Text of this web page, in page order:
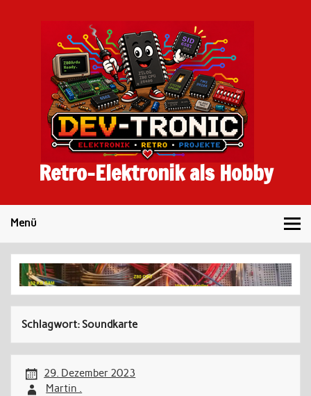
Retro-Elektronik als Hobby
Menü
Schlagwort:Soundkarte
29. Dezember 2023
Martin .